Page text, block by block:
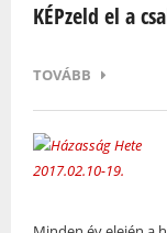
KÉPzeld el a
TOVÁBB